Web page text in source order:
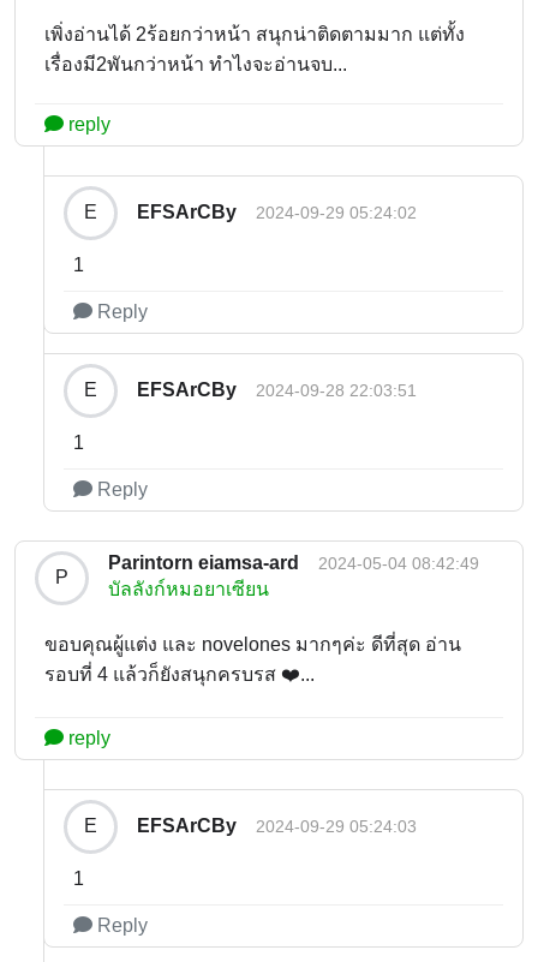
เพิ่งอ่านได้ 2ร้อยกว่าหน้า สนุกน่าติดตามมาก แต่ทั้ง
เรื่องมี2พันกว่าหน้า ทำไงจะอ่านจบ...
reply
E EFSArCBy 2024-09-29 05:24:02
1
Reply
E EFSArCBy 2024-09-28 22:03:51
1
Reply
P
Parintorn eiamsa-ard 2024-05-04 08:42:49
บัลลังก์หมอยาเซียน
ขอบคุณผู้แต่ง และ novelones มากๆค่ะ ดีที่สุด อ่าน
รอบที่ 4 แล้วก็ยังสนุกครบรส ❤️...
reply
E EFSArCBy 2024-09-29 05:24:03
1
Reply